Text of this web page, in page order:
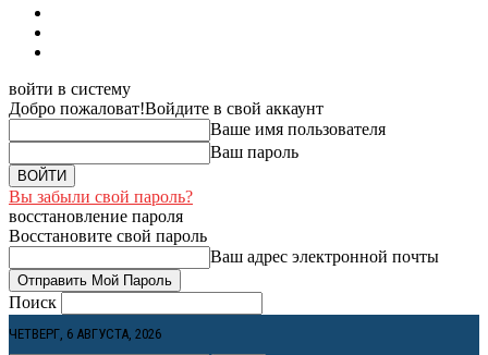
войти в систему
Добро пожаловат!Войдите в свой аккаунт
Ваше имя пользователя
Ваш пароль
Вы забыли свой пароль?
восстановление пароля
Восстановите свой пароль
Ваш адрес электронной почты
Поиск
ЧЕТВЕРГ, 6 АВГУСТА, 2026